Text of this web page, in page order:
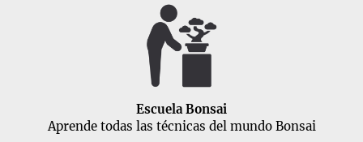
Escuela Bonsai
Aprende todas las técnicas del mundo Bonsai